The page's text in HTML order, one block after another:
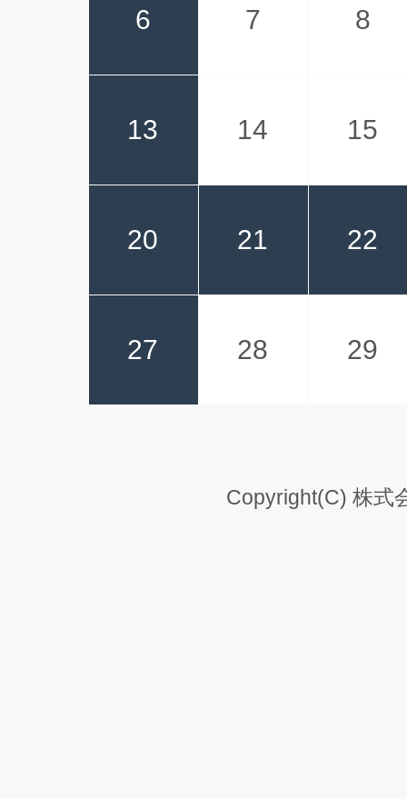
6 7 8
13 14 15
20 21 22
27 28 29
Copyright(C) 株式